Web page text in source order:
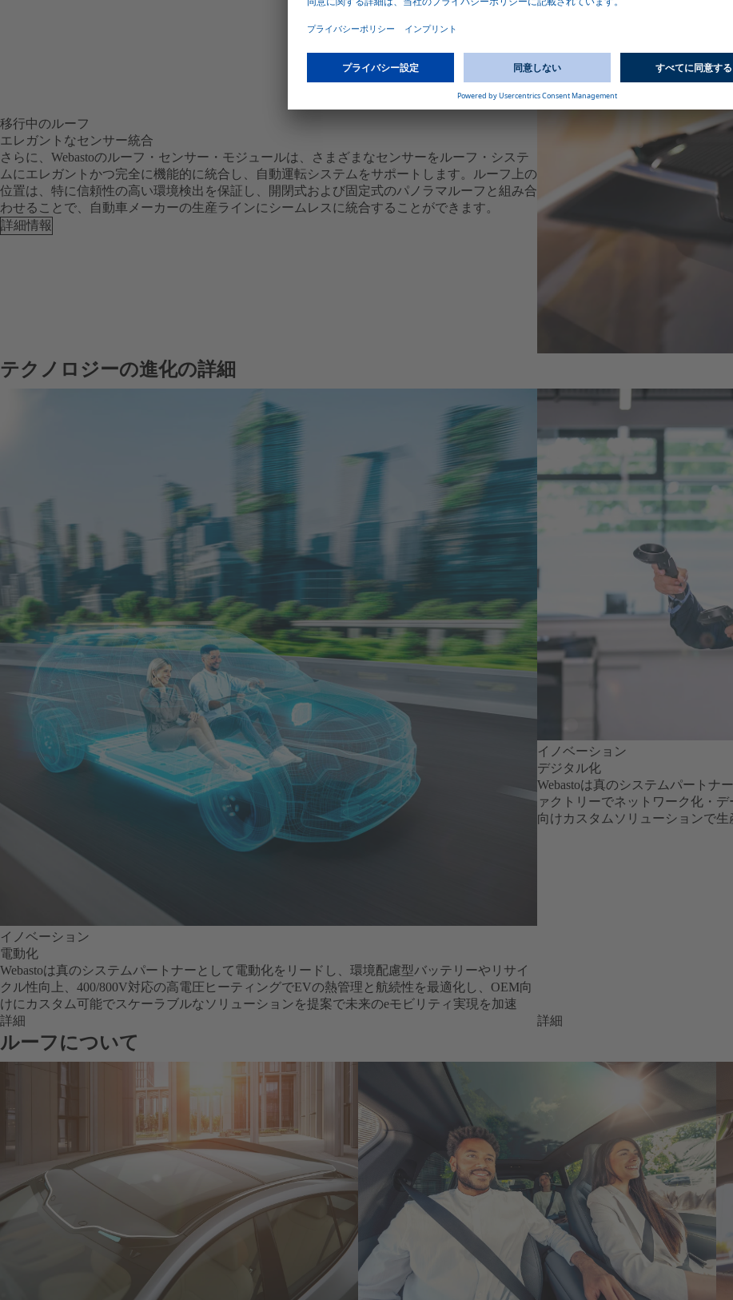
移行中のルーフ
エレガントなセンサー統合
さらに、Webastoのルーフ・センサー・モジュールは、さまざまなセンサーをルーフ・システ
ムにエレガントかつ完全に機能的に統合し、自動運転システムをサポートします。ルーフ上の
位置は、特に信頼性の高い環境検出を保証し、開閉式および固定式のパノラマルーフと組み合
わせることで、自動車メーカーの生産ラインにシームレスに統合することができます。
詳細情報
テクノロジーの進化の詳細
イノベーション
電動化
Webastoは真のシステムパートナーとして電動化をリードし、環境配慮型バッテリーやリサイ
クル性向上、400/800V対応の高電圧ヒーティングでEVの熱管理と航続性を最適化し、OEM向
けにカスタム可能でスケーラブルなソリューションを提案で未来のeモビリティ実現を加速
詳細
イノベーション
デジタル化
Webastoは真のシステムパートナ
ァクトリーでネットワーク化・
向けカスタムソリューションで
詳細
ルーフについて